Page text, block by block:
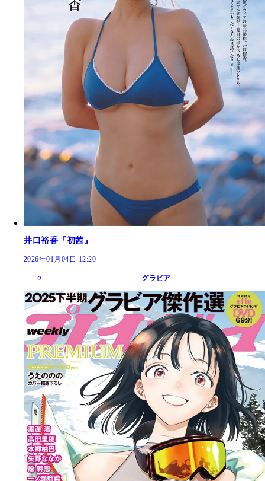
井口裕香『初茜』
2026年01月04日 12:20
グラビア